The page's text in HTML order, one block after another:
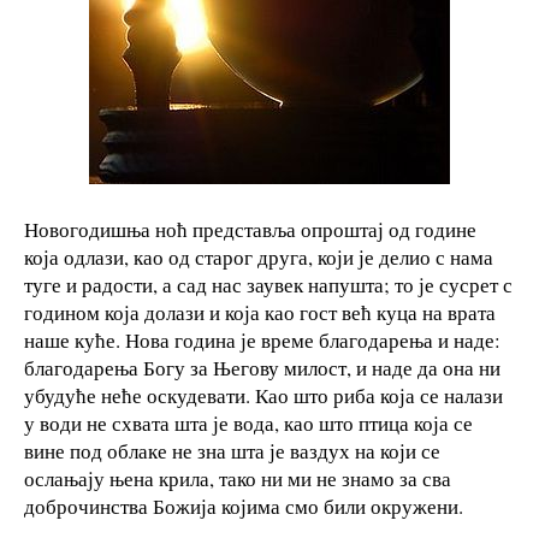
Новогодишња ноћ представља опроштај од године
која одлази, као од старог друга, који је делио с нама
туге и радости, а сад нас заувек напушта; то је сусрет с
годином која долази и која као гост већ куца на врата
наше куће. Нова година је време благодарења и наде:
благодарења Богу за Његову милост, и наде да она ни
убудуће неће оскудевати. Као што риба која се налази
у води не схвата шта је вода, као што птица која се
вине под облаке не зна шта је ваздух на који се
ослањају њена крила, тако ни ми не знамо за сва
доброчинства Божија којима смо били окружени.